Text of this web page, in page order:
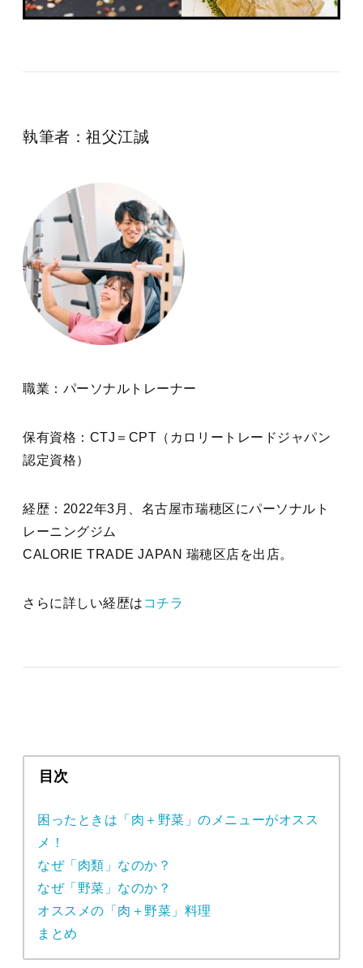
執筆者：祖父江誠
職業：パーソナルトレーナー
保有資格：CTJ＝CPT（カロリートレードジャパン
認定資格）
経歴：2022年3月、名古屋市瑞穂区にパーソナルト
レーニングジム
CALORIE TRADE JAPAN 瑞穂区店を出店。
さらに詳しい経歴は コチラ
目次
困ったときは「肉＋野菜」のメニューがオスス
メ！
なぜ「肉類」なのか？
なぜ「野菜」なのか？
オススメの「肉＋野菜」料理
まとめ